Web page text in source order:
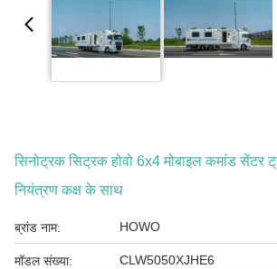
सिनोट्रक सिट्रक होवो 6x4 मोबाइल कमांड सेंटर
नियंत्रण कक्ष के साथ
ब्रांड नाम: HOWO
मॉडल संख्या: CLW5050XJHE6